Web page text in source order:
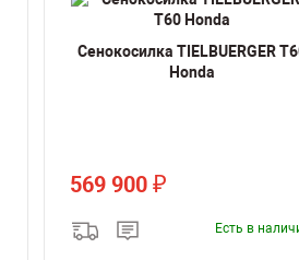
Сенокосилка TIELBUERGER
Honda
569 900₽
Есть в